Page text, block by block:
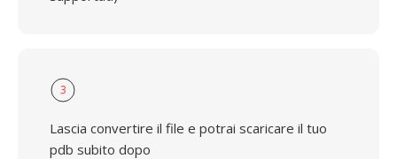
3
Lascia convertire il file e potrai scaricare il tuo
pdb subito dopo